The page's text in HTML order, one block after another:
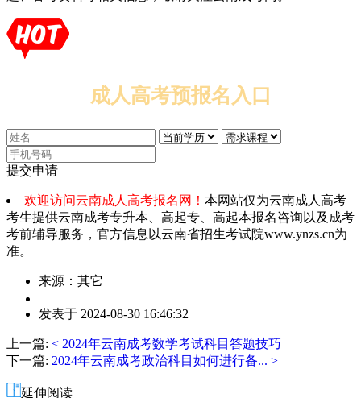
成人高考预报名入口
提交申请
欢迎访问云南成人高考报名网！ 本网站仅为云南成人高考
考生提供云南成考专升本、高起专、高起本报名咨询以及成考
考前辅导服务，官方信息以云南省招生考试院www.ynzs.cn为
准。
来源：其它
者：
老
师
发表于 2024-08-30 16:46:32
上一篇: < 2024年云南成考数学考试科目答题技巧
下一篇: 2024年云南成考政治科目如何进行备... >
延伸阅读